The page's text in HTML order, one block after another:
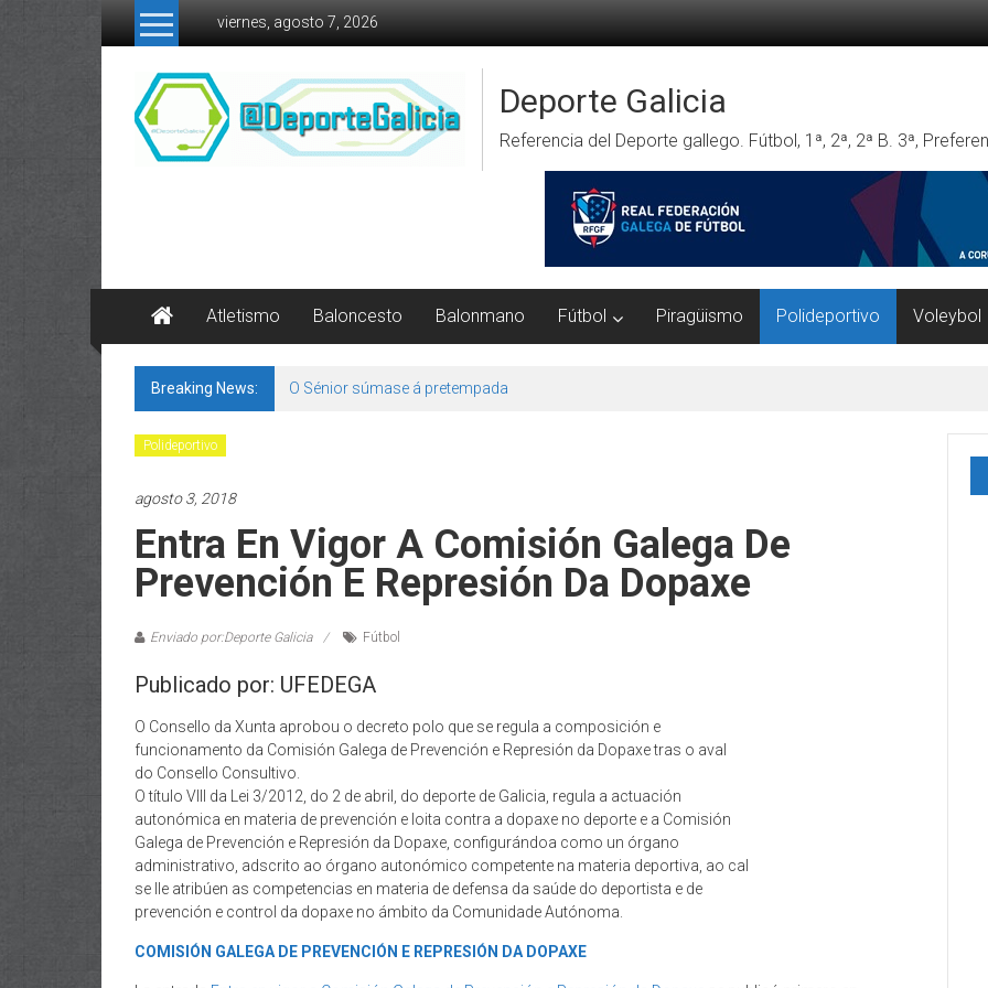
Skip to content
viernes, agosto 7, 2026
Deporte Galicia
Referencia del Deporte gallego. Fútbol, 1ª, 2ª, 2ª B. 3ª,
Atletismo Baloncesto Balonmano Fútbol Piragüismo Polideportivo Voleybol
Breaking News: O Sénior súmase á pretempada
Polideportivo
agosto 3, 2018
Entra En Vigor A Comisión Galega De
Prevención E Represión Da Dopaxe
Enviado por:Deporte Galicia Fútbol
Publicado por: UFEDEGA
O Consello da Xunta aprobou o decreto polo que se regula a composición e
funcionamento da Comisión Galega de Prevención e Represión da Dopaxe tras o aval
do Consello Consultivo.
O título VIII da Lei 3/2012, do 2 de abril, do deporte de Galicia, regula a actuación
autonómica en materia de prevención e loita contra a dopaxe no deporte e a Comisión
Galega de Prevención e Represión da Dopaxe, configurándoa como un órgano
administrativo, adscrito ao órgano autonómico competente na materia deportiva, ao cal
se lle atribúen as competencias en materia de defensa da saúde do deportista e de
prevención e control da dopaxe no ámbito da Comunidade Autónoma.
COMISIÓN GALEGA DE PREVENCIÓN E REPRESIÓN DA DOPAXE